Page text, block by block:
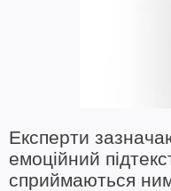
Експерти
емоційний
сприймаються